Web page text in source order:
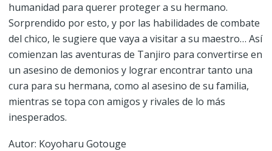
humanidad para querer proteger a su hermano.
Sorprendido por esto, y por las habilidades de combate
del chico, le sugiere que vaya a visitar a su maestro… Así
comienzan las aventuras de Tanjiro para convertirse en
un asesino de demonios y lograr encontrar tanto una
cura para su hermana, como al asesino de su familia,
mientras se topa con amigos y rivales de lo más
inesperados.
Autor: Koyoharu Gotouge